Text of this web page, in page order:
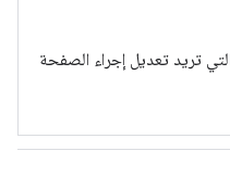
تريد تعديل إجراء الصفحة